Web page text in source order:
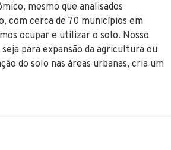
mesmo que analisados
com cerca de 70 municípios em
ocupar e utilizar o solo. Nosso
para expansão da agricultura ou
do solo nas áreas urbanas, cria um